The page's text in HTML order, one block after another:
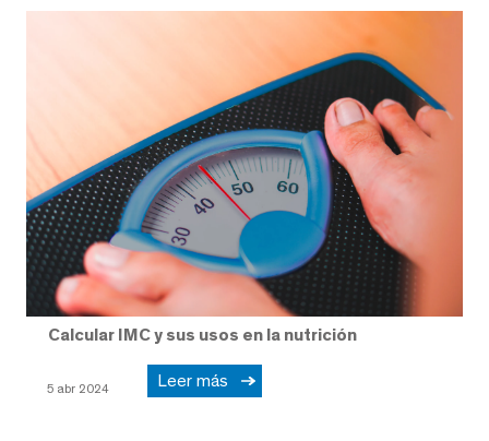
Calcular IMC y sus usos en la nutrición
5 abr 2024 Leer más